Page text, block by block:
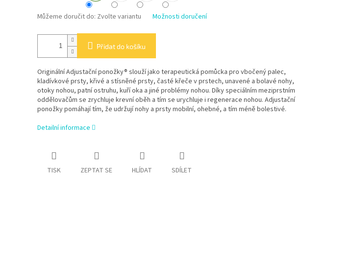
Můžeme doručit do: Zvolte variantu Možnosti doručení
Přidat do košíku
Originální Adjustační ponožky® slouží jako terapeutická pomůcka pro vbočený palec,
kladívkové prsty, křivé a stísněné prsty, časté křeče v prstech, unavené a bolavé nohy,
otoky nohou, patní ostruhu, kuří oka a jiné problémy nohou. Díky speciálním meziprstním
oddělovačům se zrychluje krevní oběh a tím se urychluje i regenerace nohou. Adjustační
ponožky pomáhají tím, že udržují nohy a prsty mobilní, ohebné, a tím méně bolestivé.
Detailní informace
TISK ZEPTAT SE HLÍDAT SDÍLET